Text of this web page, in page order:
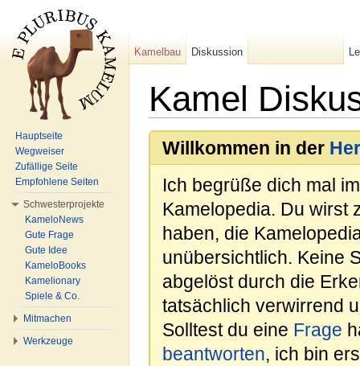
Kamel
Willkommen in der
Ich begrüße dich mal
Kamelopedia. Du wirst
haben, die
unübersichtlich. Keine
abgelöst durch die
tatsächlich verwirrend
Solltest du eine Frage
beantworten, ich bin
Kamelbau Diskussion
Hauptseite
Wegweiser
Zufällige Seite
Empfohlene Seiten
Schwesterprojekte
KameloNews
Gute Frage
Gute Idee
KameloBooks
Kamelionary
Spiele & Co.
Mitmachen
Werkzeuge